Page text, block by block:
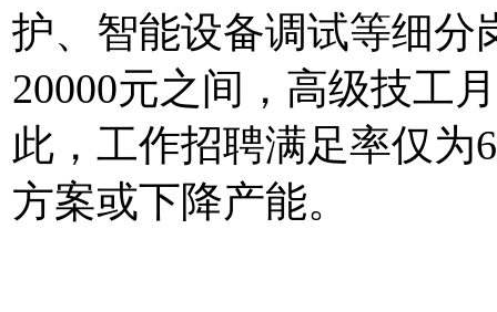
护、智能设备调试等细分
20000元之间，高级技工
此，工作招聘满足率仅为
方案或下降产能。